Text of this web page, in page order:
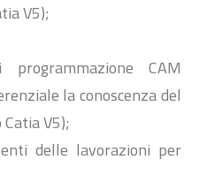
V5);
CAM
la conoscenza del
V5);
delle lavorazioni per